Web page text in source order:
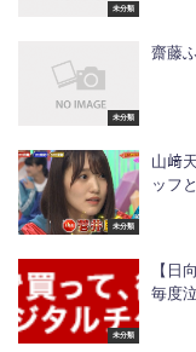
未分類
未分類
齋藤
未分類
山﨑
ッフ
未分類
【日
毎度